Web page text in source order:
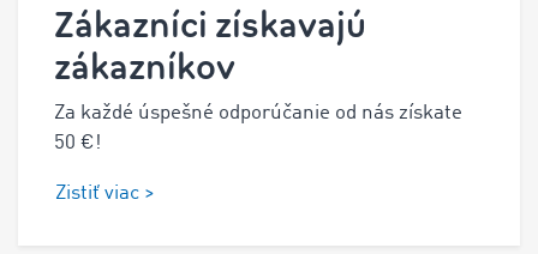
Zákazníci získavajú
zákazníkov
Za každé úspešné odporúčanie od nás získate
50 €!
Zistiť viac >